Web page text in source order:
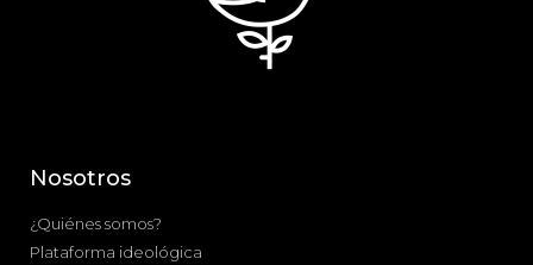
Nosotros
¿Quiénes somos?
Plataforma ideológica